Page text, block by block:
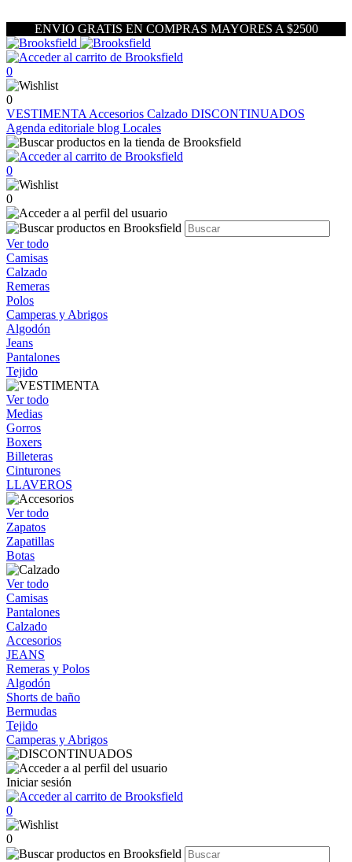
ENVIO GRATIS EN COMPRAS MAYORES A $2500
0
0
VESTIMENTA Accesorios Calzado DISCONTINUADOS
Agenda editoriale blog Locales
0
0
Ver todo
Camisas
Calzado
Remeras
Polos
Camperas y Abrigos
Algodón
Jeans
Pantalones
Tejido
Ver todo
Medias
Gorros
Boxers
Billeteras
Cinturones
LLAVEROS
Ver todo
Zapatos
Zapatillas
Botas
Ver todo
Camisas
Pantalones
Calzado
Accesorios
JEANS
Remeras y Polos
Algodón
Shorts de baño
Bermudas
Tejido
Camperas y Abrigos
Iniciar sesión
0
0